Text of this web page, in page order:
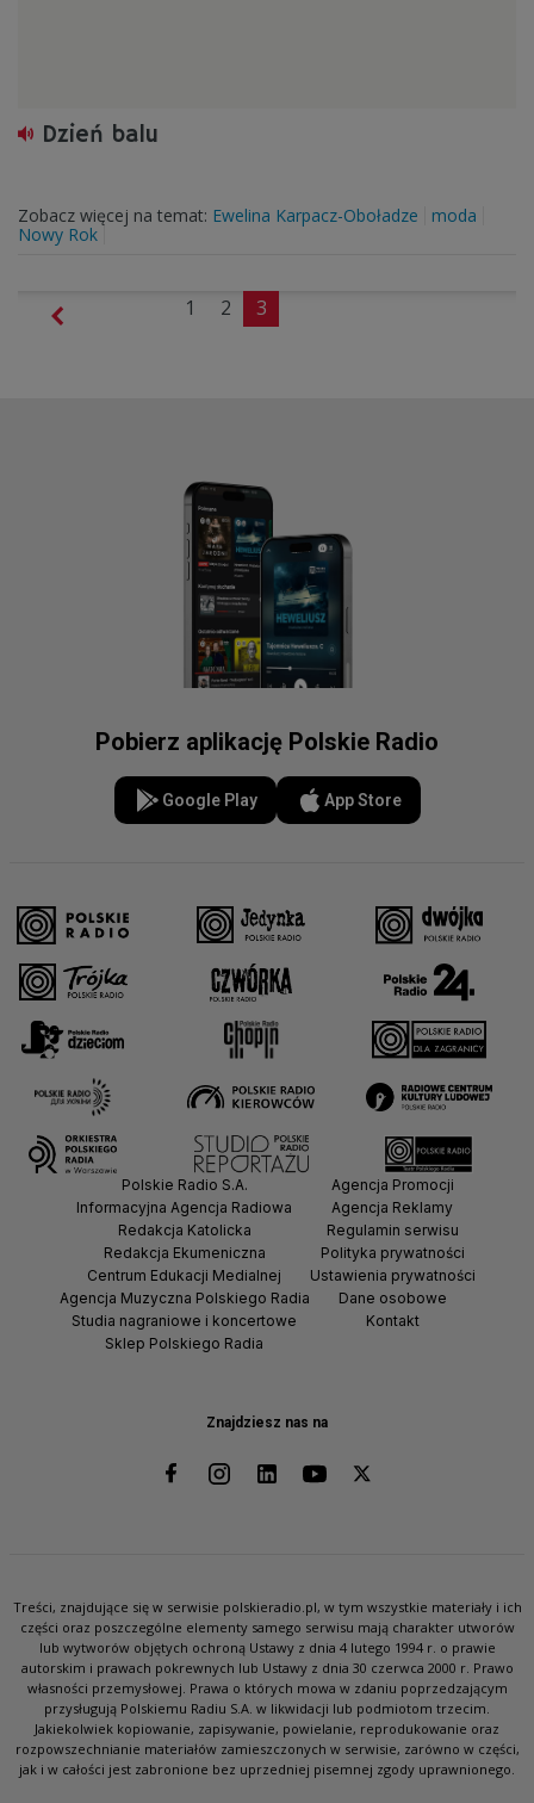
Dzień balu
Zobacz więcej na temat: Ewelina Karpacz-Oboładze
moda
Nowy Rok
1 2 3
Pobierz aplikację Polskie Radio
Google Play App Store
Znajdziesz nas na
Polskie Radio S.A.
Informacyjna Agencja Radiowa
Redakcja Katolicka
Redakcja Ekumeniczna
Centrum Edukacji Medialnej
Agencja Muzyczna Polskiego Radia
Studia nagraniowe i koncertowe
Sklep Polskiego Radia
Agencja Promocji
Agencja Reklamy
Regulamin serwisu
Polityka prywatności
Ustawienia prywatności
Dane osobowe
Kontakt
Treści, znajdujące się w serwisie polskieradio.pl, w tym wszystkie materiały i ich
części oraz poszczególne elementy samego serwisu mają charakter utworów
lub wytworów objętych ochroną Ustawy z dnia 4 lutego 1994 r. o prawie
autorskim i prawach pokrewnych lub Ustawy z dnia 30 czerwca 2000 r. Prawo
własności przemysłowej. Prawa o których mowa w zdaniu poprzedzającym
przysługują Polskiemu Radiu S.A. w likwidacji lub podmiotom trzecim.
Jakiekolwiek kopiowanie, zapisywanie, powielanie, reprodukowanie oraz
rozpowszechnianie materiałów zamieszczonych w serwisie, zarówno w części,
jak i w całości jest zabronione bez uprzedniej pisemnej zgody uprawnionego.